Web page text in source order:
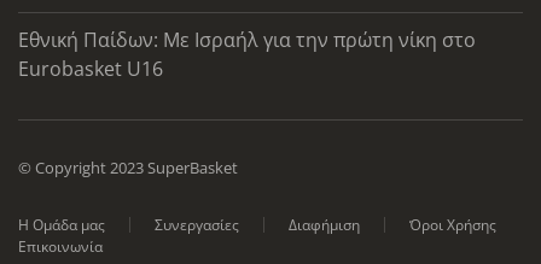
Εθνική Παίδων: Με Ισραήλ για την πρώτη νίκη στο
Eurobasket U16
© Copyright 2023 SuperBasket
Η Ομάδα μας Συνεργασίες Διαφήμιση
Όροι Χρήσης
Επικοινωνία